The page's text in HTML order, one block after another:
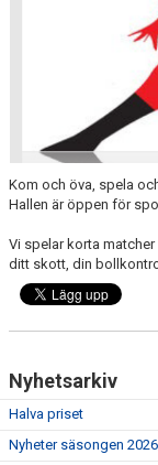
Kom och öva, spela
Hallen är öppen för
Vi spelar korta
ditt skott, din
Nyhetsarkiv
Halva priset
Nyheter säsongen